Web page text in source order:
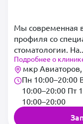
Мы современная
профиля со
стоматологии.
Подробнее о
мкр
Пн 10:00–20:00
10:00–20:00 Пт
10:00–20:00